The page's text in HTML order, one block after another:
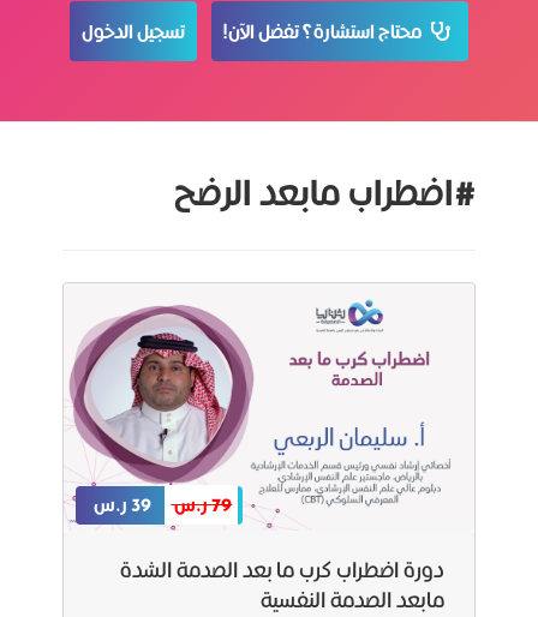
محتاج استشارة؟ تفضل الآن! تسجيل الدخول
#اضطراب مابعد الرضح
79 ر.س 39 ر.س
دورة اضطراب كرب ما بعد الصدمة الشدة
مابعد الصدمة النفسیة